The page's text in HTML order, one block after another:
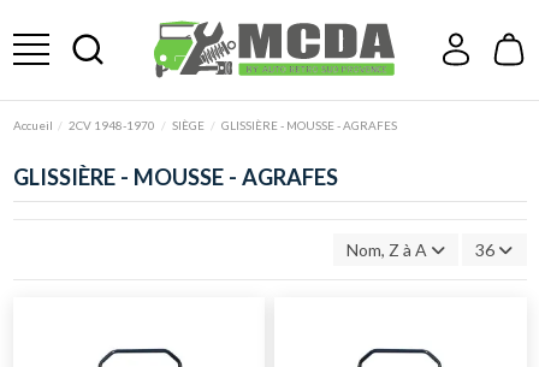
Accueil 2CV 1948-1970 SIÈGE GLISSIÈRE - MOUSSE - AGRAFES
GLISSIÈRE - MOUSSE - AGRAFES
Nom, Z à A 36